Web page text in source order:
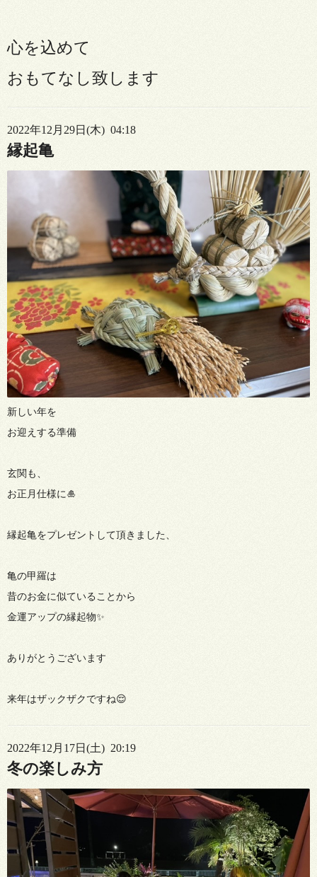
心を込めて
おもてなし致します
2022年12月29日(木) 04:18
縁起亀
新しい年を
お迎えする準備
玄関も、
お正月仕様に🎍
縁起亀をプレゼントして頂きました、
亀の甲羅は
昔のお金に似ていることから
金運アップの縁起物✨
ありがとうございます
来年はザックザクですね😌
2022年12月17日(土) 20:19
冬の楽しみ方